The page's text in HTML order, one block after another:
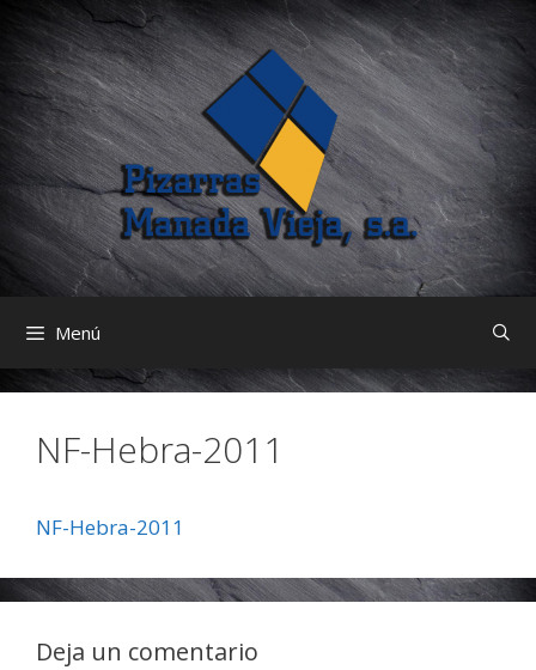
Saltar
contenido
Menú
NF-Hebra-2011
NF-Hebra-2011
Deja un comentario